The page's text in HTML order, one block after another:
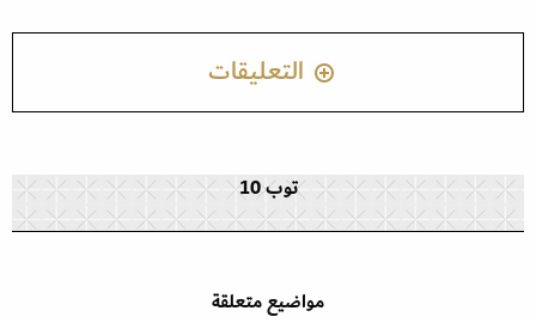
التعليقات
توب 10
مواضيع متعلقة